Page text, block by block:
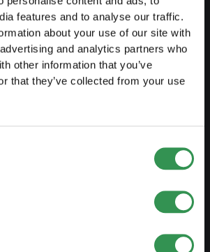
features and to analyse our traffic.
about your use of our site with
and analytics partners who
other information that you’ve
that they’ve collected from your use
individuale